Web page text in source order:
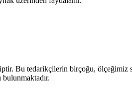
Bu tedarikçilerin birçoğu,